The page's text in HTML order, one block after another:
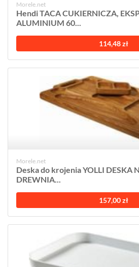
Morele.net
Hendi TACA CUKIERNICZA,
ALUMINIUM 60...
114,48 zł
Morele.net
Deska do krojenia YOLLI DESKA
DREWNIA...
157,00 zł